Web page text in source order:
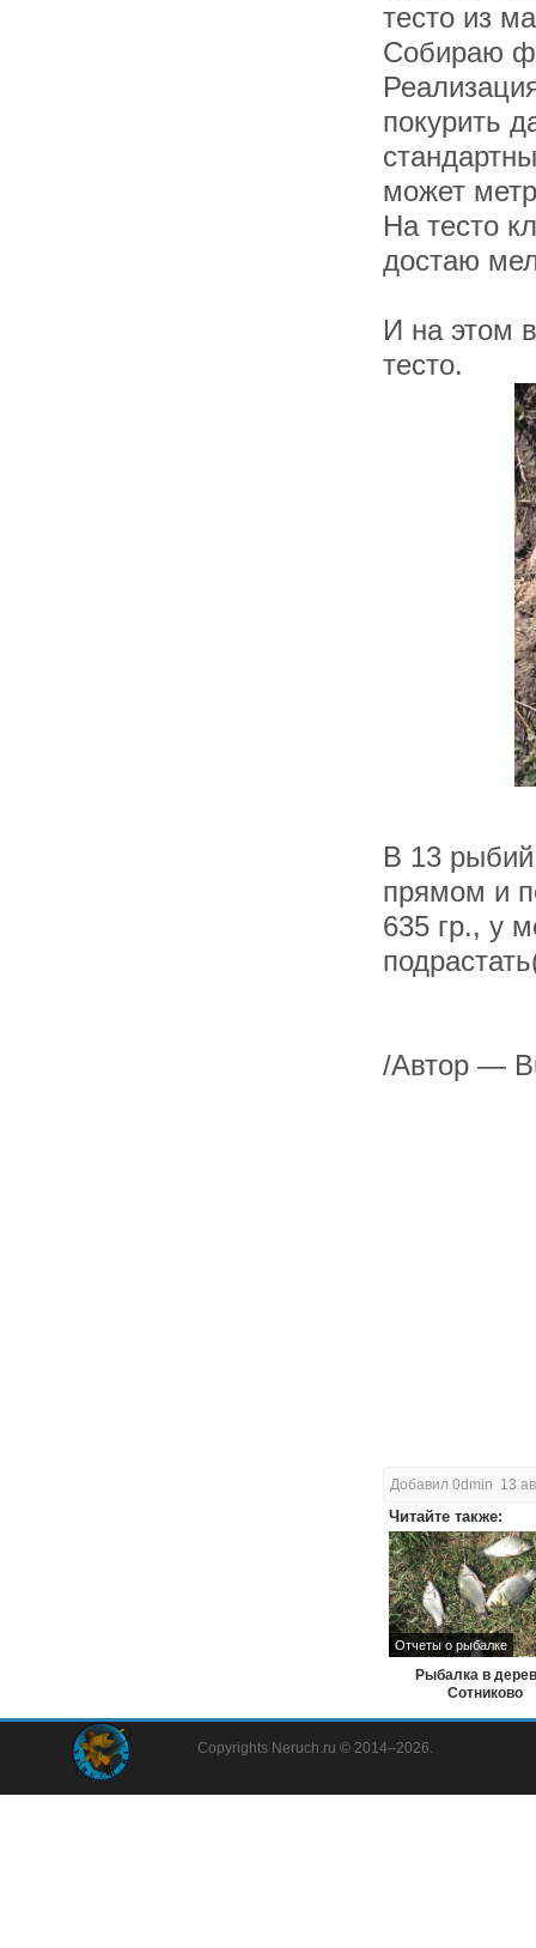
тесто из
Собираю
покурить
может
На тесто
достаю
И на этом
тесто.
В 13
прямом и
635 гр., у
/Автор —
Добавил 0dmin 13
Читайте также:
Рыбалка в
Сотниково
Отчеты о рыбалке
Copyrights Neruch.ru © 2014–2026.